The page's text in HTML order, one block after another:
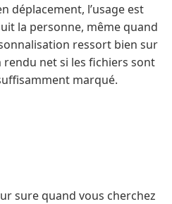
déplacement, l’usage est
la personne, même quand
ressort bien sur
rendu net si les fichiers sont
marqué.
sure quand vous cherchez